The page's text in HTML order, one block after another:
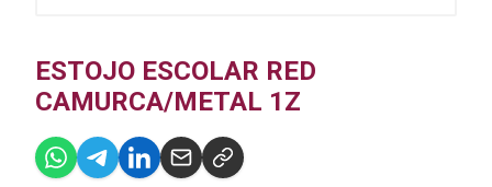
ESTOJO ESCOLAR RED
CAMURCA/METAL 1Z